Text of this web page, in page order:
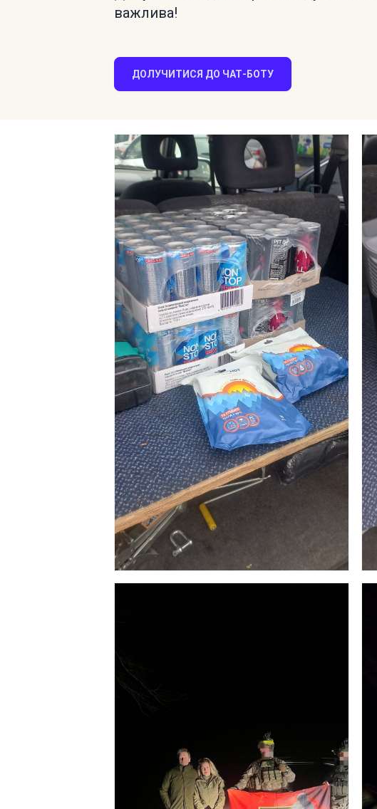
важлива!
ДОЛУЧИТИСЯ ДО ЧАТ-БОТУ